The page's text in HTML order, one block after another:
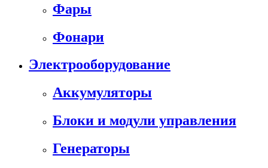
Фары
Фонари
Электрооборудование
Аккумуляторы
Блоки и модули управления
Генераторы